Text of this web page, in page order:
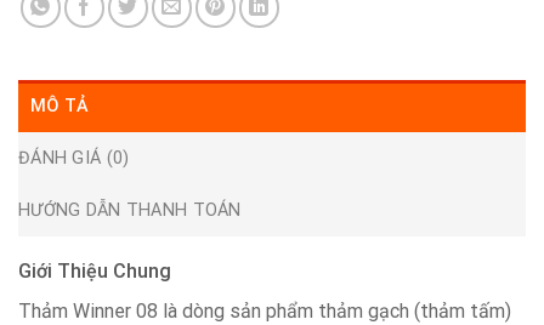
MÔ TẢ
ĐÁNH GIÁ (0)
HƯỚNG DẪN THANH TOÁN
Giới Thiệu Chung
Thảm Winner 08 là dòng sản phẩm thảm gạch (thảm tấm)